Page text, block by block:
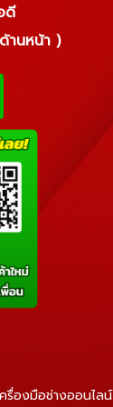
ดี
านหน้า )
รื่องมือช่างออนไลน์